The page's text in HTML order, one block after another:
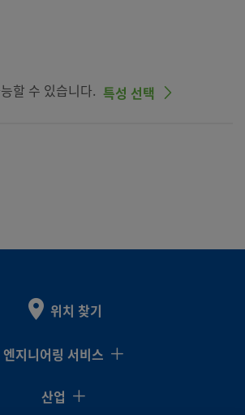
할 수 있습니다. 특성 선택
위치 찾기
엔지니어링 서비스
산업